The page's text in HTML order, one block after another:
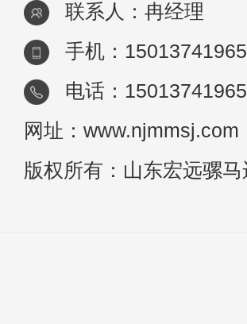
联系人：冉经理
手机：15013741965
电话：15013741965
网址：www.njmmsj.com
版权所有：山东宏远骡马